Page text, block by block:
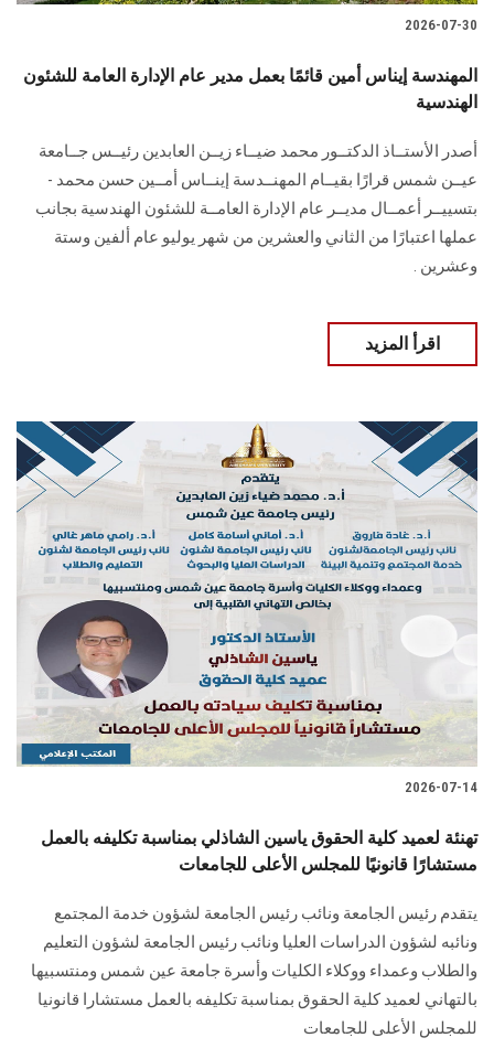
2026-07-30
المهندسة إيناس أمين قائمًا بعمل مدير عام الإدارة العامة للشئون
الهندسية
أصدر الأستــاذ الدكتــور محمد ضيــاء زيــن العابدين رئيــس جــامعة
عيــن شمس قرارًا بقيــام المهنــدسة إينــاس أمــين حسن محمد -
بتسييــر أعمــال مديــر عام الإدارة العامــة للشئون الهندسية بجانب
عملها اعتبارًا من الثاني والعشرين من شهر يوليو عام ألفين وستة
وعشرين .
اقرأ المزيد
2026-07-14
تهنئة لعميد كلية الحقوق ياسين الشاذلي بمناسبة تكليفه بالعمل
مستشارًا قانونيًا للمجلس الأعلى للجامعات
يتقدم رئيس الجامعة ونائب رئيس الجامعة لشؤون خدمة المجتمع
ونائبه لشؤون الدراسات العليا ونائب رئيس الجامعة لشؤون التعليم
والطلاب وعمداء ووكلاء الكليات وأسرة جامعة عين شمس ومنتسبيها
بالتهاني لعميد كلية الحقوق بمناسبة تكليفه بالعمل مستشارا قانونيا
للمجلس الأعلى للجامعات